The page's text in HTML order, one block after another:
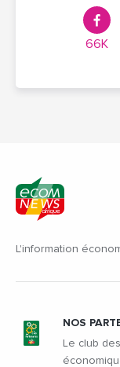
66K
L'information
NOS
Le club